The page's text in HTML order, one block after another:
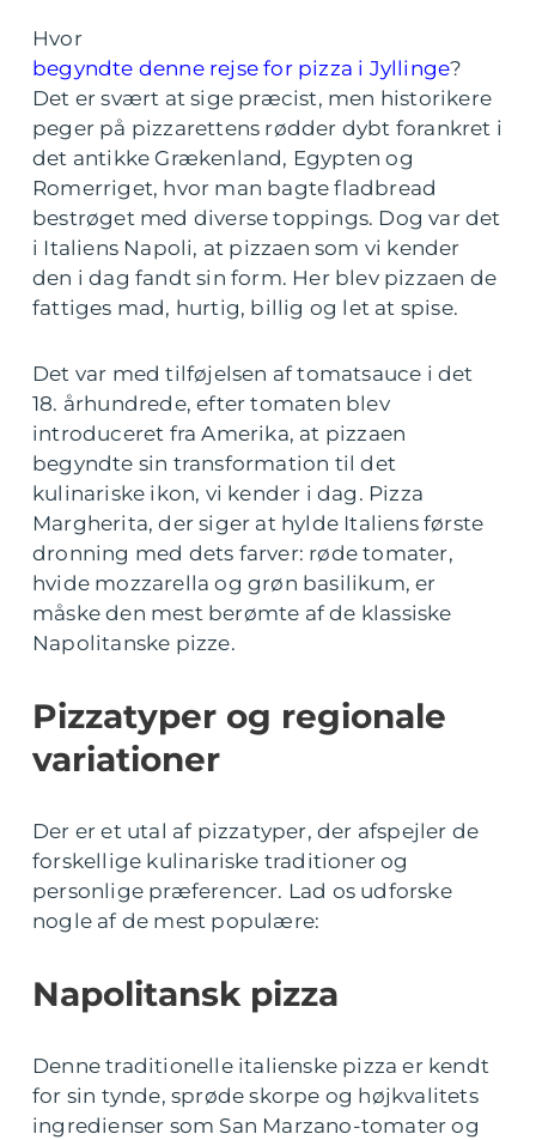
Hvor
begyndte denne rejse for pizza i Jyllinge?
Det er svært at sige præcist, men historikere
peger på pizzarettens rødder dybt forankret i
det antikke Grækenland, Egypten og
Romerriget, hvor man bagte fladbread
bestrøget med diverse toppings. Dog var det
i Italiens Napoli, at pizzaen som vi kender
den i dag fandt sin form. Her blev pizzaen de
fattiges mad, hurtig, billig og let at spise.
Det var med tilføjelsen af tomatsauce i det
18. århundrede, efter tomaten blev
introduceret fra Amerika, at pizzaen
begyndte sin transformation til det
kulinariske ikon, vi kender i dag. Pizza
Margherita, der siger at hylde Italiens første
dronning med dets farver: røde tomater,
hvide mozzarella og grøn basilikum, er
måske den mest berømte af de klassiske
Napolitanske pizze.
Pizzatyper og regionale
variationer
Der er et utal af pizzatyper, der afspejler de
forskellige kulinariske traditioner og
personlige præferencer. Lad os udforske
nogle af de mest populære:
Napolitansk pizza
Denne traditionelle italienske pizza er kendt
for sin tynde, sprøde skorpe og højkvalitets
ingredienser som San Marzano-tomater og